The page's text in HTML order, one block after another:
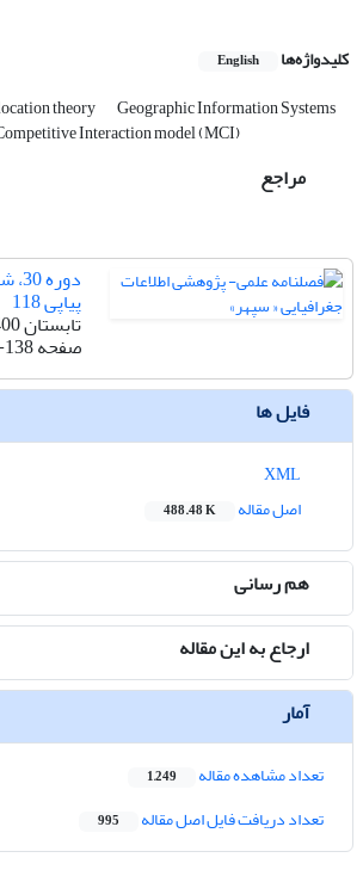
کلیدواژه‌ها English
theory Geographic Information Systems
Interaction model (MCI)
مراجع
پیاپی 118
تابستان 1400
صفحه
فایل ها
اصل مقاله
488.48 K
هم رسانی
ارجاع به این مقاله
آمار
تعداد مشاهده مقاله 1,249
تعداد دریافت فایل اصل مقاله 995